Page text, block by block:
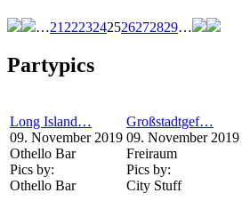
…21 2223242526272829…
Partypics
Long Island…
09. November 2019
Othello Bar
Pics by:
Othello Bar
Großstadtgef…
09. November 2019
Freiraum
Pics by:
City Stuff